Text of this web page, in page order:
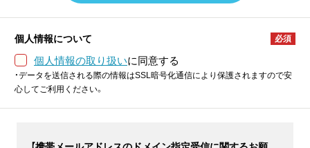
個人情報について 必須
個人情報の取り扱いに同意する
・データを送信される際の情報はSSL暗号化通信により保護されますので安
心してご利用ください。